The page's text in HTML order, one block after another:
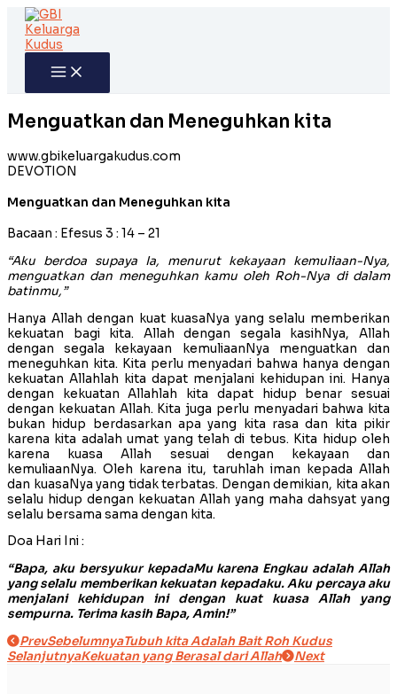
Skip
content
Menguatkan dan Meneguhkan kita
www.gbikeluargakudus.com
DEVOTION
Menguatkan dan Meneguhkan kita
Bacaan : Efesus 3 : 14 – 21
“Aku berdoa supaya Ia, menurut kekayaan kemuliaan-Nya,
menguatkan dan meneguhkan kamu oleh Roh-Nya di dalam
batinmu,”
Hanya Allah dengan kuat kuasaNya yang selalu memberikan
kekuatan bagi kita. Allah dengan segala kasihNya, Allah
dengan segala kekayaan kemuliaanNya menguatkan dan
meneguhkan kita. Kita perlu menyadari bahwa hanya dengan
kekuatan Allahlah kita dapat menjalani kehidupan ini. Hanya
dengan kekuatan Allahlah kita dapat hidup benar sesuai
dengan kekuatan Allah. Kita juga perlu menyadari bahwa kita
bukan hidup berdasarkan apa yang kita rasa dan kita pikir
karena kita adalah umat yang telah di tebus. Kita hidup oleh
karena kuasa Allah sesuai dengan kekayaan dan
kemuliaanNya. Oleh karena itu, taruhlah iman kepada Allah
dan kuasaNya yang tidak terbatas. Dengan demikian, kita akan
selalu hidup dengan kekuatan Allah yang maha dahsyat yang
selalu bersama sama dengan kita.
Doa Hari Ini :
“Bapa, aku bersyukur kepadaMu karena Engkau adalah Allah
yang selalu memberikan kekuatan kepadaku. Aku percaya aku
menjalani kehidupan ini dengan kuat kuasa Allah yang
sempurna. Terima kasih Bapa, Amin!”
PrevSebelumnyaTubuh kita Adalah Bait Roh Kudus
SelanjutnyaKekuatan yang Berasal dari Allah Next